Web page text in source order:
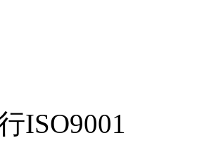
ISO9001